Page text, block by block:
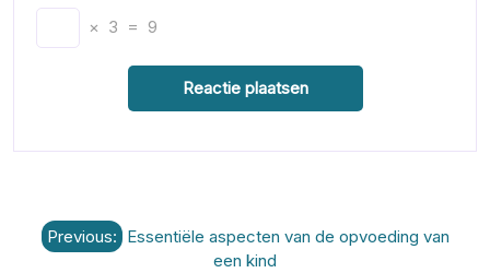
× 3 = 9
Berichtnavigatie
Previous: Essentiële aspecten van de opvoeding van
een kind